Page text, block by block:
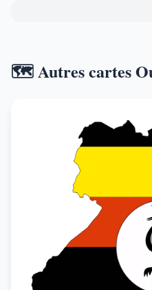
🗺️ Autres cartes